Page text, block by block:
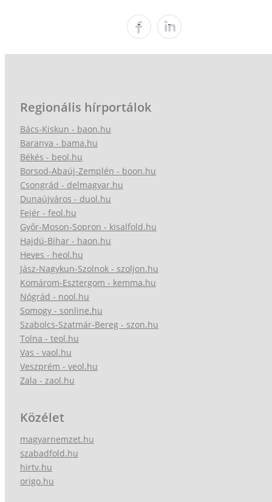
Regionális hírportálok
Bács-Kiskun - baon.hu
Baranya - bama.hu
Békés - beol.hu
Borsod-Abaúj-Zemplén - boon.hu
Csongrád - delmagyar.hu
Dunaújváros - duol.hu
Fejér - feol.hu
Győr-Moson-Sopron - kisalfold.hu
Hajdú-Bihar - haon.hu
Heves - heol.hu
Jász-Nagykun-Szolnok - szoljon.hu
Komárom-Esztergom - kemma.hu
Nógrád - nool.hu
Somogy - sonline.hu
Szabolcs-Szatmár-Bereg - szon.hu
Tolna - teol.hu
Vas - vaol.hu
Veszprém - veol.hu
Zala - zaol.hu
Közélet
magyarnemzet.hu
szabadfold.hu
hirtv.hu
origo.hu